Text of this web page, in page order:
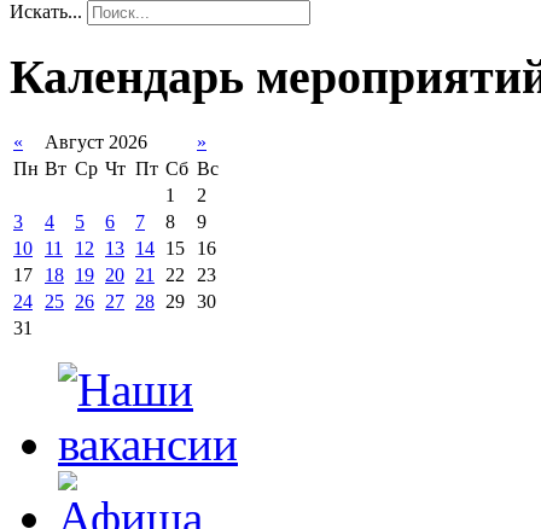
Искать...
Календарь
« Август 2026
»
Пн Вт Ср Чт Пт Сб Вс
1
2
3
4 5 6 7 8
9
10
11 12 13 14 15
16
17
18 19 20 21 22
23
24
25 26 27 28 29 30
31